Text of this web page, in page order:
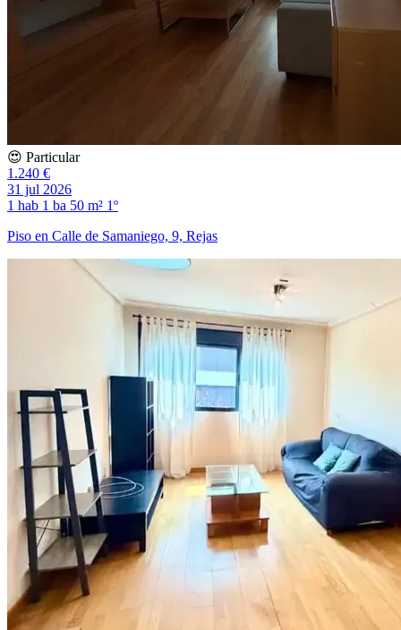
😍 Particular
1.240 €
31 jul 2026
1 hab 1 ba 50 m² 1º
Piso en Calle de Samaniego, 9, Rejas